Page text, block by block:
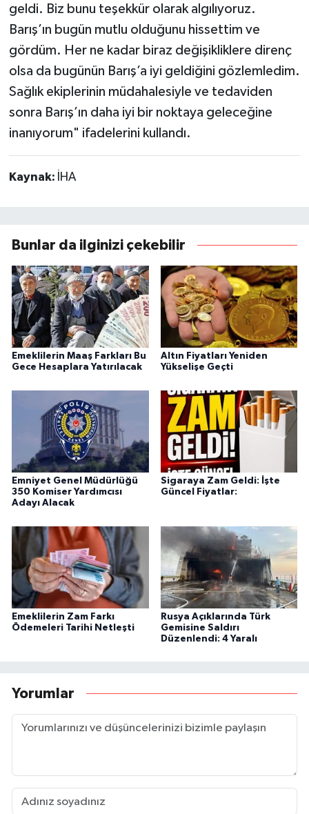
geldi. Biz bunu teşekkür olarak algılıyoruz.
Barış’ın bugün mutlu olduğunu hissettim ve
gördüm. Her ne kadar biraz değişikliklere direnç
olsa da bugünün Barış’a iyi geldiğini gözlemledim.
Sağlık ekiplerinin müdahalesiyle ve tedaviden
sonra Barış’ın daha iyi bir noktaya geleceğine
inanıyorum" ifadelerini kullandı.
Kaynak: İHA
Bunlar da ilginizi çekebilir
Emeklilerin Maaş Farkları Bu
Gece Hesaplara Yatırılacak
Altın Fiyatları Yeniden
Yükselişe Geçti
Emniyet Genel Müdürlüğü
350 Komiser Yardımcısı
Adayı Alacak
Sigaraya Zam Geldi: İşte
Güncel Fiyatlar:
Emeklilerin Zam Farkı
Ödemeleri Tarihi Netleşti
Rusya Açıklarında Türk
Gemisine Saldırı
Düzenlendi: 4 Yaralı
Yorumlar